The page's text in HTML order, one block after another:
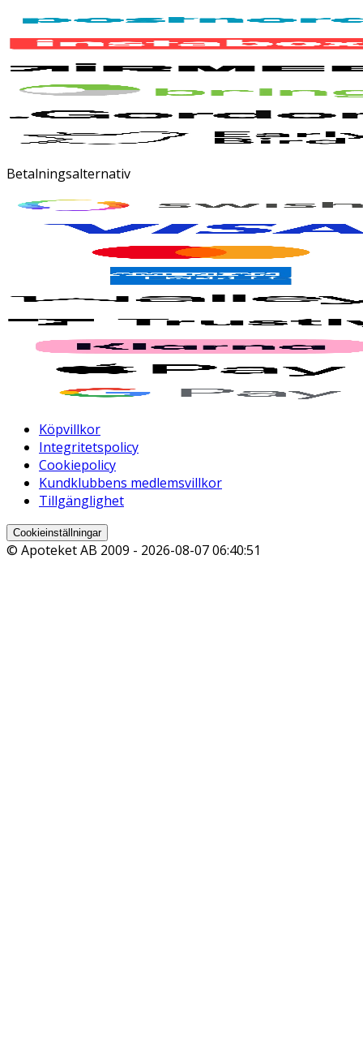
Betalningsalternativ
Köpvillkor
Integritetspolicy
Cookiepolicy
Kundklubbens medlemsvillkor
Tillgänglighet
Cookieinställningar
© Apoteket AB 2009 - 2026-08-07 06:40:51